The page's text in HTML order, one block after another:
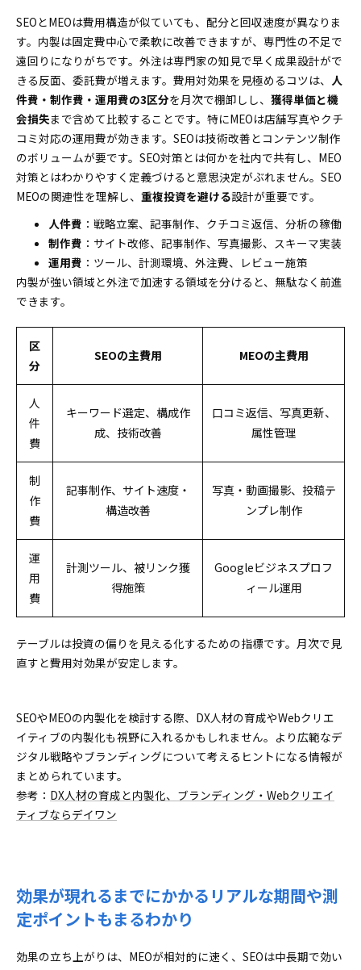
SEOとMEOは費用構造が似ていても、配分と回収速度が異なりま
す。内製は固定費中心で柔軟に改善できますが、専門性の不足で
遠回りになりがちです。外注は専門家の知見で早く成果設計がで
きる反面、委託費が増えます。費用対効果を見極めるコツは、 人
件費・制作費・運用費の3区分を月次で棚卸しし、 獲得単価と機
会損失まで含めて比較することです。特にMEOは店舗写真やクチ
コミ対応の運用費が効きます。SEOは技術改善とコンテンツ制作
のボリュームが要です。SEO対策とは何かを社内で共有し、MEO
対策とはわかりやすく定義づけると意思決定がぶれません。SEO
MEOの関連性を理解し、 重複投資を避ける設計が重要です。
人件費 ：戦略立案、記事制作、クチコミ返信、分析の稼働
制作費 ：サイト改修、記事制作、写真撮影、スキーマ実装
運用費 ：ツール、計測環境、外注費、レビュー施策
内製が強い領域と外注で加速する領域を分けると、無駄なく前進
できます。
区
分
SEOの主費用 MEOの主費用
人
件
費
キーワード選定、構成作
成、技術改善
口コミ返信、写真更新、
属性管理
制
作
費
記事制作、サイト速度・
構造改善
写真・動画撮影、投稿テ
ンプレ制作
運
用
費
計測ツール、被リンク獲
得施策
Googleビジネスプロフ
ィール運用
テーブルは投資の偏りを見える化するための指標です。月次で見
直すと費用対効果が安定します。
SEOやMEOの内製化を検討する際、DX人材の育成やWebクリエ
イティブの内製化も視野に入れるかもしれません。より広範なデ
ジタル戦略やブランディングについて考えるヒントになる情報が
まとめられています。
参考： DX人材の育成と内製化、ブランディング・Webクリエイ
ティブならデイワン
効果が現れるまでにかかるリアルな期間や測
定ポイントもまるわかり
効果の立ち上がりは、MEOが相対的に速く、SEOは中長期で効い